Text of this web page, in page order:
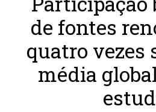
de fontes
quatro vezes
média